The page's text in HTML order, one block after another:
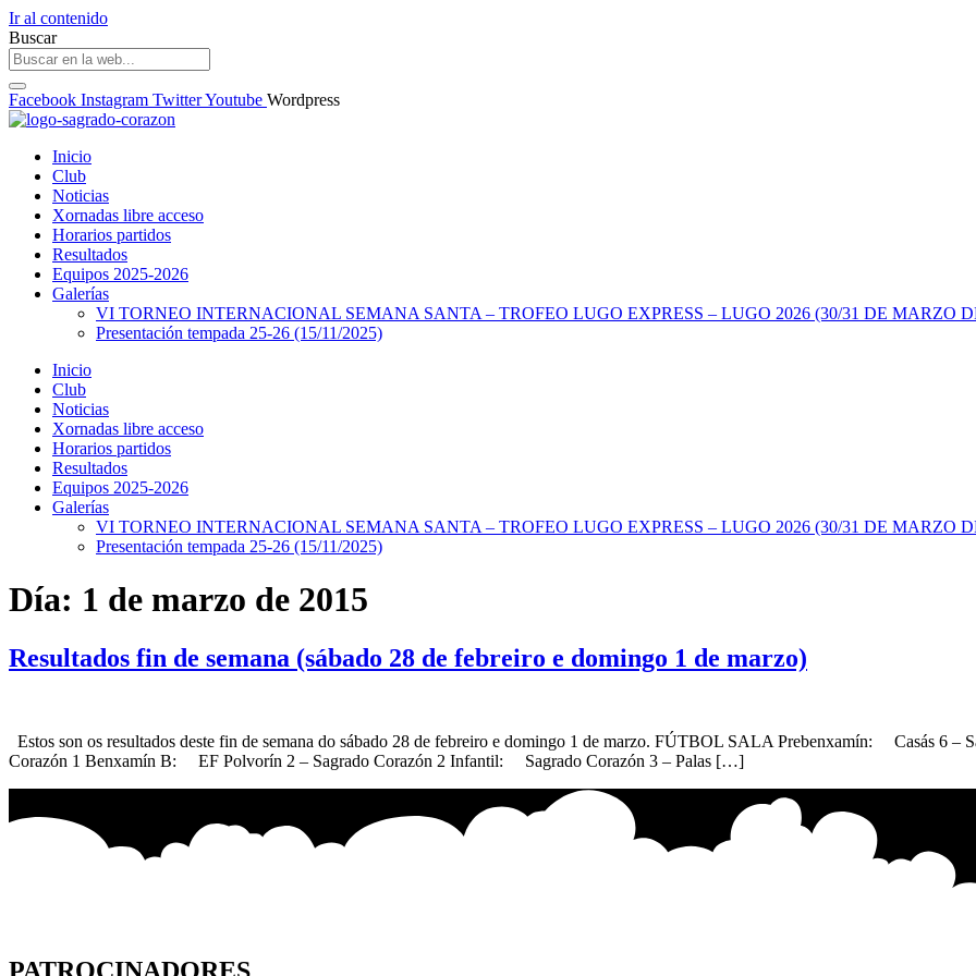
Ir al contenido
Buscar
Facebook Instagram TwitterYoutube Wordpress
Inicio
Club
Noticias
Xornadas libre acceso
Horarios partidos
Resultados
Equipos 2025-2026
Galerías
VI TORNEO INTERNACIONAL SEMANA SANTA – TROFEO LUGO EXPRESS – LUGO 2026 (30/31 DE MARZO
Presentación tempada 25-26 (15/11/2025)
Inicio
Club
Noticias
Xornadas libre acceso
Horarios partidos
Resultados
Equipos 2025-2026
Galerías
VI TORNEO INTERNACIONAL SEMANA SANTA – TROFEO LUGO EXPRESS – LUGO 2026 (30/31 DE MARZO
Presentación tempada 25-26 (15/11/2025)
Día: 1 de marzo de 2015
Resultados fin de semana (sábado 28 de febreiro e domingo 1 de marzo)
Estos son os resultados deste fin de semana do sábado 28 de febreiro e domingo 1 de marzo. FÚTBOL SALA Prebenxamín: Casás
Corazón 1 Benxamín B: EF Polvorín 2 – Sagrado Corazón 2 Infantil: Sagrado Corazón 3 – Palas […]